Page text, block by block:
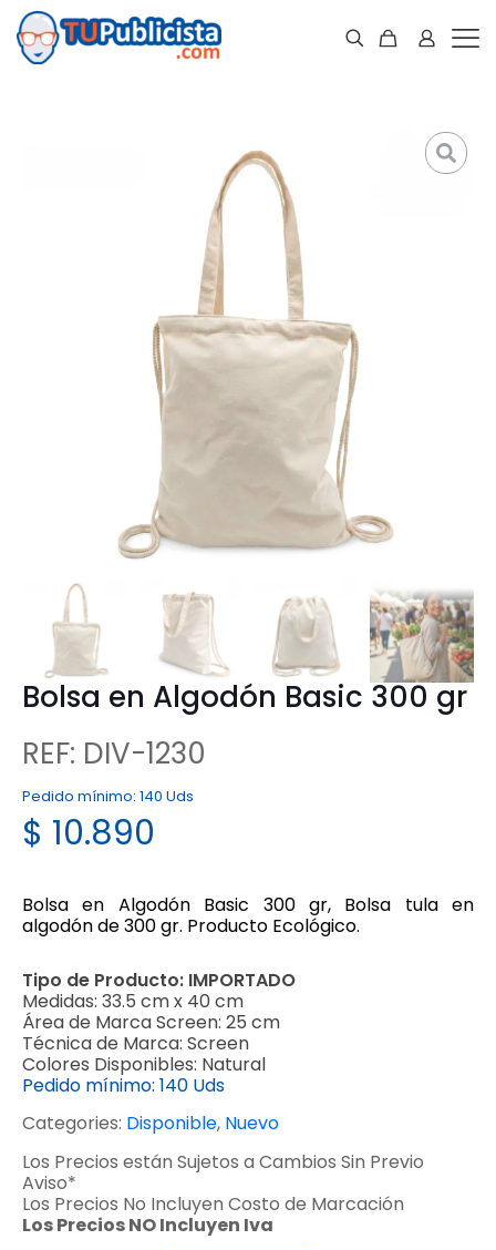
Bolsa en Algodón Basic 300 gr
REF: DIV-1230
Pedido mínimo: 140 Uds
$ 10.890
Bolsa en Algodón Basic 300 gr, Bolsa tula en
algodón de 300 gr. Producto Ecológico.
Tipo de Producto: IMPORTADO
Medidas: 33.5 cm x 40 cm
Área de Marca Screen: 25 cm
Técnica de Marca: Screen
Colores Disponibles: Natural
Pedido mínimo: 140 Uds
Categories: Disponible, Nuevo
Los Precios están Sujetos a Cambios Sin Previo
Aviso*
Los Precios No Incluyen Costo de Marcación
Los Precios NO Incluyen Iva